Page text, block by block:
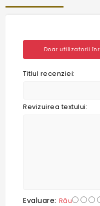
Doar utilizatorii
Titlul recenziei:
Revizuirea textului:
Evaluare: Rău